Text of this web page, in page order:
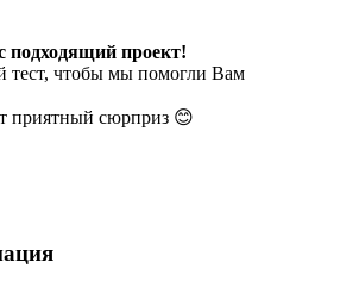
проект!
тест, чтобы мы помогли Вам
приятный сюрприз 😊